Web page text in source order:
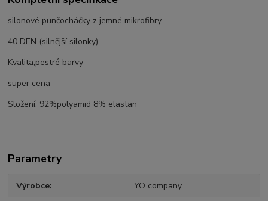
silonové punčocháčky z jemné mikrofibry
40 DEN (silnější silonky)
Kvalita,pestré barvy
super cena
Složení: 92%polyamid 8% elastan
Parametry
Výrobce YO company